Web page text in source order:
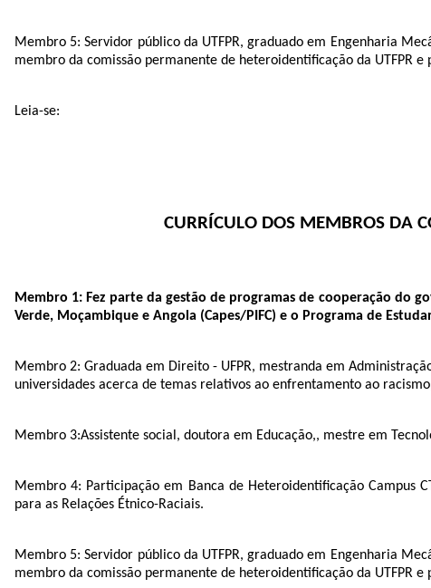
Membro 5:Servidor público da UTFPR, graduado em Engenharia
membro da comissão permanente de heteroidentificação da UTFPR
Leia-se:
CURRÍCULO DOS MEMBROS DA
Membro 1: Fez parte da gestão de programas de cooperação do
Verde, Moçambique e Angola (Capes/PIFC) e o Programa de
Membro 2:Graduada em Direito - UFPR, mestranda em
universidades acerca de temas relativos ao enfrentamento ao
Membro 3:Assistente social, doutora em Educação,, mestre em
Membro 4: Participação em Banca de Heteroidentificação Campus
para as Relações Étnico-Raciais.
Membro 5:Servidor público da UTFPR, graduado em Engenharia
membro da comissão permanente de heteroidentificação da UTFPR